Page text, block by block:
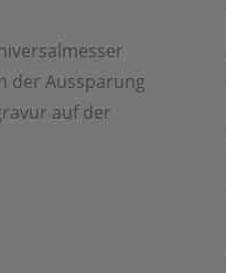
der Aussparung
auf der